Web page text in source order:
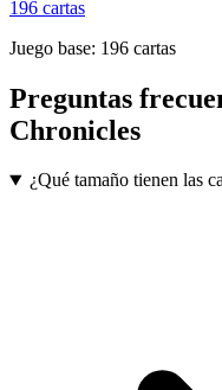
196 cartas
Juego base: 196 cartas
Preguntas
Chronicles
¿Qué tamaño tienen las